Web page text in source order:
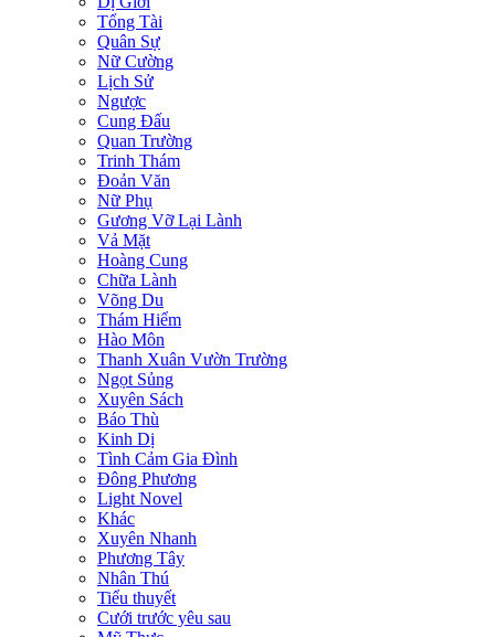
Tổng Tài
Quân Sự
Nữ Cường
Lịch Sử
Ngược
Cung Đấu
Quan Trường
Trinh Thám
Đoản Văn
Nữ Phụ
Gương Vỡ Lại Lành
Vả Mặt
Hoàng Cung
Chữa Lành
Võng Du
Thám Hiểm
Hào Môn
Thanh Xuân Vườn Trường
Ngọt Sủng
Xuyên Sách
Báo Thù
Kinh Dị
Tình Cảm Gia Đình
Đông Phương
Light Novel
Khác
Xuyên Nhanh
Phương Tây
Nhân Thú
Tiểu thuyết
Cưới trước yêu sau